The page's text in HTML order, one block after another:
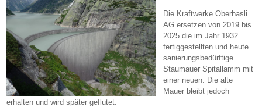
Die Kraftwerke Oberhasli
AG ersetzen von 2019 bis
2025 die im Jahr 1932
fertiggestellten und heute
sanierungsbedürftige
Staumauer Spitallamm mit
einer neuen. Die alte
Mauer bleibt jedoch
erhalten und wird später geflutet.